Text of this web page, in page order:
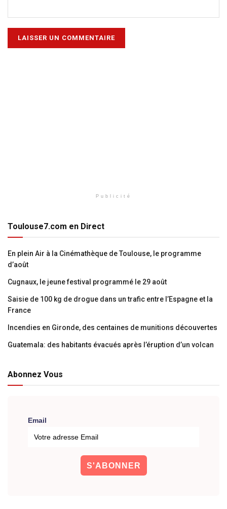
Publicité
Toulouse7.com en Direct
En plein Air à la Cinémathèque de Toulouse, le programme
d’août
Cugnaux, le jeune festival programmé le 29 août
Saisie de 100 kg de drogue dans un trafic entre l’Espagne et la
France
Incendies en Gironde, des centaines de munitions découvertes
Guatemala: des habitants évacués après l’éruption d’un volcan
Abonnez Vous
Email